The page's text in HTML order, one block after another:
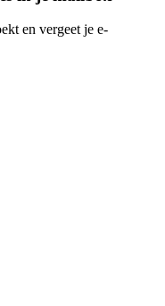
en vergeet je e-